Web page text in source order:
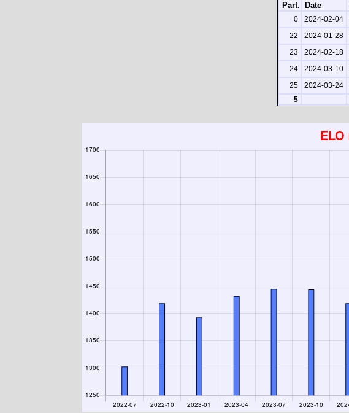
Part. Date
0 2024-02-04
22
2024-01-28
23
2024-02-18
24
2024-03-10
25
2024-03-24
5